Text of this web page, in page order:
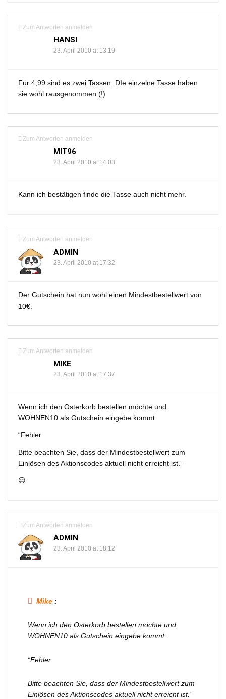
Zum Antworten anmelden
HANSI
23. April 2010 at 13:19
Für 4,99 sind es zwei Tassen. DIe einzelne Tasse haben
sie wohl rausgenommen (!)
Zum Antworten anmelden
MIT96
23. April 2010 at 14:03
Kann ich bestätigen finde die Tasse auch nicht mehr.
Zum Antworten anmelden
ADMIN
23. April 2010 at 17:32
Der Gutschein hat nun wohl einen Mindestbestellwert von
10€.
Zum Antworten anmelden
MIKE
23. April 2010 at 17:37
Wenn ich den Osterkorb bestellen möchte und
WOHNEN10 als Gutschein eingebe kommt:
“Fehler
Bitte beachten Sie, dass der Mindestbestellwert zum
Einlösen des Aktionscodes aktuell nicht erreicht ist.”
😐
Zum Antworten anmelden
ADMIN
23. April 2010 at 18:12
Mike:
Wenn ich den Osterkorb bestellen möchte und
WOHNEN10 als Gutschein eingebe kommt:
“Fehler
Bitte beachten Sie, dass der Mindestbestellwert zum
Einlösen des Aktionscodes aktuell nicht erreicht ist.”